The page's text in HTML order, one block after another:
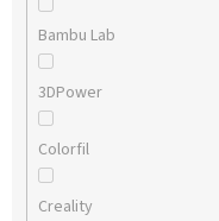
Bambu Lab
3DPower
Colorfil
Creality